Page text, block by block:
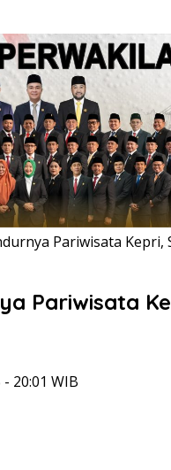
Pariwisata Kepri,
Pariwisata
20:01 WIB